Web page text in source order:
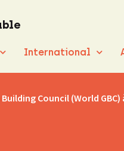
International
Council (World